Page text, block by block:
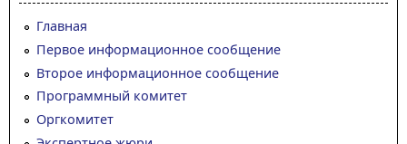
Главная
Первое информационное сообщение
Второе информационное сообщение
Программный комитет
Оргкомитет